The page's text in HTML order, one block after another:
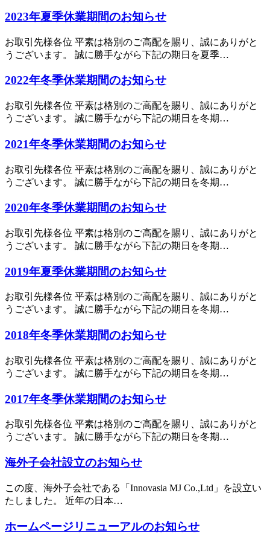
2023年夏季休業期間のお知らせ
お取引先様各位 平素は格別のご高配を賜り、誠にありがと
うございます。 誠に勝手ながら下記の期日を夏季…
2022年冬季休業期間のお知らせ
お取引先様各位 平素は格別のご高配を賜り、誠にありがと
うございます。 誠に勝手ながら下記の期日を冬期…
2021年冬季休業期間のお知らせ
お取引先様各位 平素は格別のご高配を賜り、誠にありがと
うございます。 誠に勝手ながら下記の期日を冬期…
2020年冬季休業期間のお知らせ
お取引先様各位 平素は格別のご高配を賜り、誠にありがと
うございます。 誠に勝手ながら下記の期日を冬期…
2019年夏季休業期間のお知らせ
お取引先様各位 平素は格別のご高配を賜り、誠にありがと
うございます。 誠に勝手ながら下記の期日を冬期…
2018年冬季休業期間のお知らせ
お取引先様各位 平素は格別のご高配を賜り、誠にありがと
うございます。 誠に勝手ながら下記の期日を冬期…
2017年冬季休業期間のお知らせ
お取引先様各位 平素は格別のご高配を賜り、誠にありがと
うございます。 誠に勝手ながら下記の期日を冬期…
海外子会社設立のお知らせ
この度、海外子会社である「Innovasia MJ Co.,Ltd」を設立い
たしました。 近年の日本…
ホームページリニューアルのお知らせ